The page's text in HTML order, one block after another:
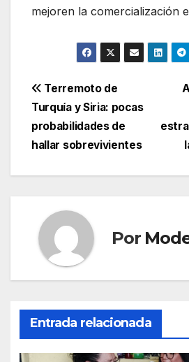
mejoren la comercialización
Navegación
de
entradas
Terremoto de
Turquía y Siria: pocas
probabilidades de
hallar sobrevivientes
Por
Entrada relacionada